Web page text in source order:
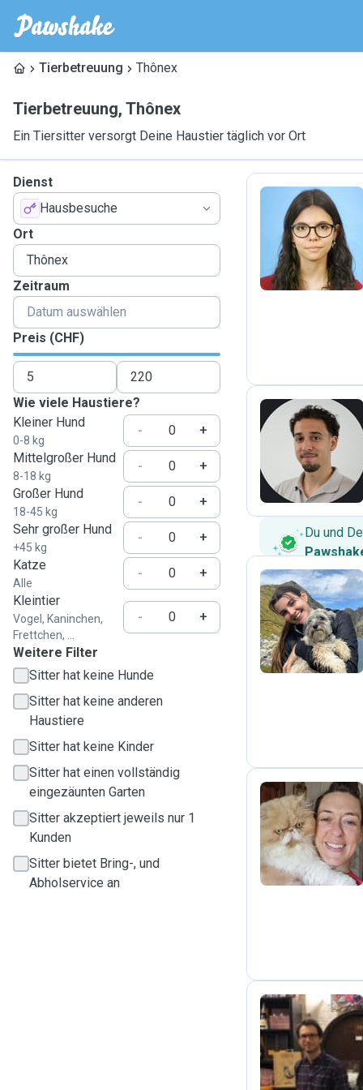
Tierbetreuung Thônex
Tierbetreuung, Thônex
Ein Tiersitter versorgt Deine Haustier täglich vor Ort
Dienst
Hausbesuche
Ort
Zeitraum
Preis (CHF)
Wie viele Haustiere?
Kleiner Hund
0-8 kg
-
+
Mittelgroßer Hund
8-18 kg
-
+
Großer Hund
18-45 kg
-
+
Sehr großer Hund
+45 kg
-
+
Katze
Alle
-
+
Kleintier
Vogel, Kaninchen,
Frettchen, ...
- +
Weitere Filter
Sitter hat keine Hunde
Sitter hat keine anderen
Haustiere
Sitter hat keine Kinder
Sitter hat einen vollständig
eingezäunten Garten
Sitter akzeptiert jeweils nur 1
Kunden
Sitter bietet Bring-, und
Abholservice an
V
J
Du und
S
J
M